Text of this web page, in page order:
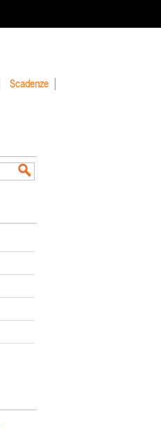
Scadenze